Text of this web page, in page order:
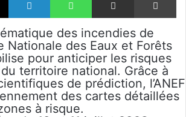
des incendies de
Nationale des Eaux et Forêts
pour anticiper les risques
du territoire national. Grâce à
de prédiction, l’ANEF
des cartes détaillées
à risque.